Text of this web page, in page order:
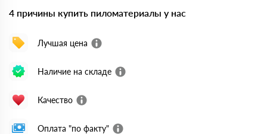
4 причины купить пиломатериалы у нас
Лучшая цена
Наличие на складе
Качество
Оплата "по факту"